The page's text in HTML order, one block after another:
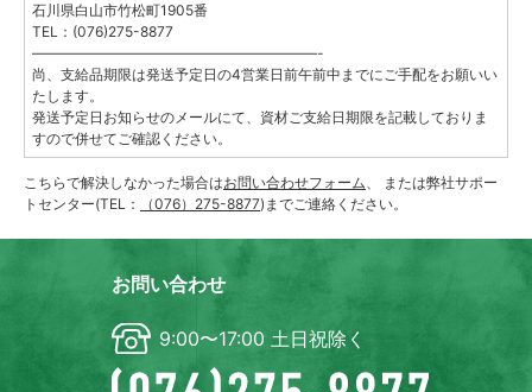
石川県白山市竹松町1905番
TEL：(076)275-8877
————————————————————-
尚、支給品期限は発送予定日の4営業日前午前中までにご手配をお願いい
たします。
発送予定日お知らせのメールにて、資材ご支給日期限を記載しておりま
すので併せてご確認ください。
こちらで解決しなかった場合はお問い合わせフォーム、 または弊社サポー
トセンター(TEL：
（076）275-8877)までご連絡ください。
お問い合わせ
9:00〜17:00 土日祝除く